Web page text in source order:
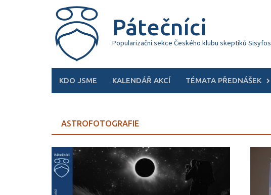
Pátečníci
Popularizační sekce Českého klubu skeptiků Sisyfos
KDO JSME KALENDÁŘ AKCÍ TÉMATA PŘEDNÁŠEK
ASTROFOTOGRAFIE